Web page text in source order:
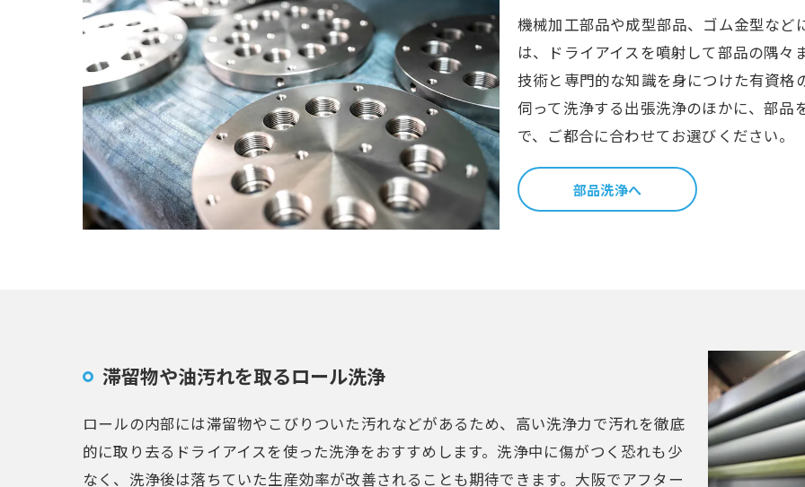
機械加工部品や成型部品、ゴム金型な
は、ドライアイスを噴射して部品の隅
技術と専門的な知識を身につけた有資
伺って洗浄する出張洗浄のほかに、部
で、ご都合に合わせてお選びください。
部品洗浄へ
滞留物や油汚れを取るロール洗浄
ロールの内部には滞留物やこびりついた汚れなどがあるため、高い洗浄力で汚れを徹底
的に取り去るドライアイスを使った洗浄をおすすめします。洗浄中に傷がつく恐れも少
なく、洗浄後は落ちていた生産効率が改善されることも期待できます。大阪でアフター